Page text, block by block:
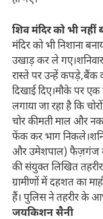
शिव मंदिर को भी नहीं
मंदिर को भी निशाना
उखाड़ कर ले
रास्ते पर उन्हें कपड़े,बैंक
दिखाई दिए।मौके पर
लगाया जा रहा है कि
चोर कीमती माल और
फेंक कर भाग
और उमेशपाल) फैज़गंज
की संयुक्त लिखित
ग्रामीणों में दहशत का
हैं। पुलिस ने तहरीर के
जयकिशन सैनी